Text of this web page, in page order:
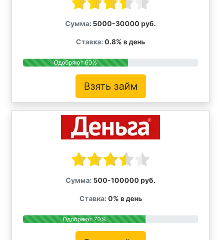
Сумма: 5000-30000 руб.
Ставка: 0.8% в день
Одобряют 60%
Взять займ
Сумма: 500-100000 руб.
Ставка: 0% в день
Одобряют 70%